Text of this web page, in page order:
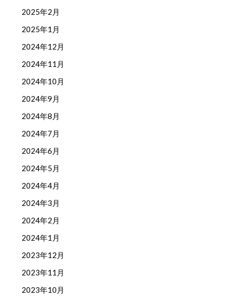
2025年2月
2025年1月
2024年12月
2024年11月
2024年10月
2024年9月
2024年8月
2024年7月
2024年6月
2024年5月
2024年4月
2024年3月
2024年2月
2024年1月
2023年12月
2023年11月
2023年10月